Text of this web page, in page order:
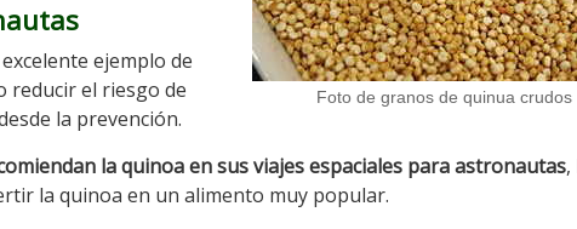
Foto de granos de quinua crudos
ejemplo de
reducir el riesgo de
la prevención.
la quinoa en sus viajes espaciales para astronautas,
la quinoa en un alimento muy popular.